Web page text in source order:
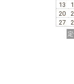
13
20
27